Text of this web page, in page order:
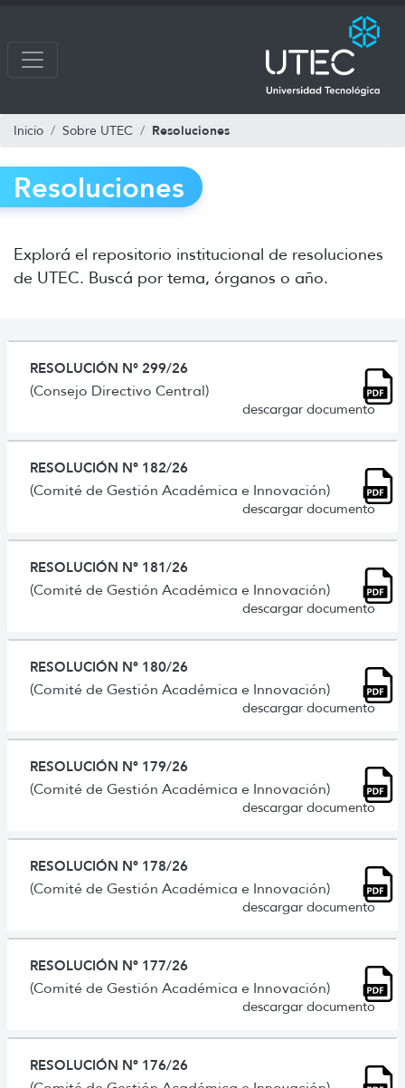
Inicio Sobre UTEC Resoluciones
Resoluciones
Explorá el repositorio institucional de resoluciones
de UTEC. Buscá por tema, órganos o año.
RESOLUCIÓN N° 299/26
(Consejo Directivo Central)
descargar documento
RESOLUCIÓN Nº 182/26
(Comité de Gestión Académica e Innovación)
descargar documento
RESOLUCIÓN Nº 181/26
(Comité de Gestión Académica e Innovación)
descargar documento
RESOLUCIÓN Nº 180/26
(Comité de Gestión Académica e Innovación)
descargar documento
RESOLUCIÓN Nº 179/26
(Comité de Gestión Académica e Innovación)
descargar documento
RESOLUCIÓN Nº 178/26
(Comité de Gestión Académica e Innovación)
descargar documento
RESOLUCIÓN Nº 177/26
(Comité de Gestión Académica e Innovación)
descargar documento
RESOLUCIÓN Nº 176/26